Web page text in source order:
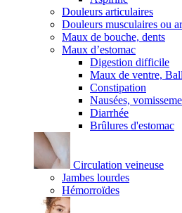
Douleurs articulaires
Douleurs musculaires ou
Maux de bouche, dents
Maux d’estomac
Digestion difficile
Maux de ventre,
Constipation
Nausées,
Diarrhée
Brûlures d'estomac
Circulation veineuse
Jambes lourdes
Hémorroïdes